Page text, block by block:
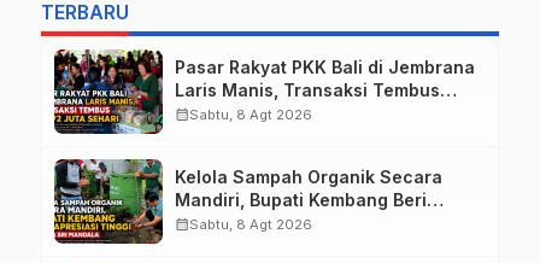
TERBARU
Pasar Rakyat PKK Bali di Jembrana
Laris Manis, Transaksi Tembus
Rp.672 Juta Sehari
calendar_monthSabtu, 8 Agt 2026
Kelola Sampah Organik Secara
Mandiri, Bupati Kembang Beri
Apresiasi Tinggi Warga Sri
calendar_monthSabtu, 8 Agt 2026